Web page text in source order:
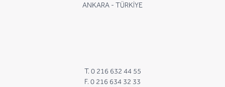
ANKARA - TÜRKİYE
T. 0 216 632 44 55
F. 0 216 634 32 33